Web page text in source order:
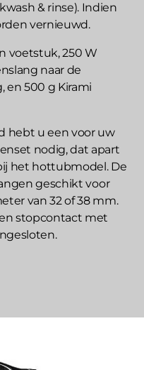
& rinse). Indien
vernieuwd.
voetstuk, 250 W
naar de
en 500 g Kirami
hebt u een voor uw
nodig, dat apart
het hottubmodel. De
geschikt voor
van 32 of 38 mm.
stopcontact met